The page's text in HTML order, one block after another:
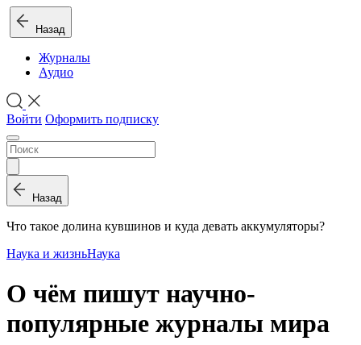
Назад
Журналы
Аудио
Войти Оформить подписку
Назад
Что такое долина кувшинов и куда девать аккумуляторы?
Наука и жизньНаука
О чём пишут научно-
популярные журналы мира